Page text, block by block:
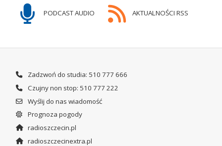
PODCAST AUDIO AKTUALNOŚCI RSS
Zadzwoń do studia: 510 777 666
Czujny non stop: 510 777 222
Wyślij do nas wiadomość
Prognoza pogody
radioszczecin.pl
radioszczecinextra.pl